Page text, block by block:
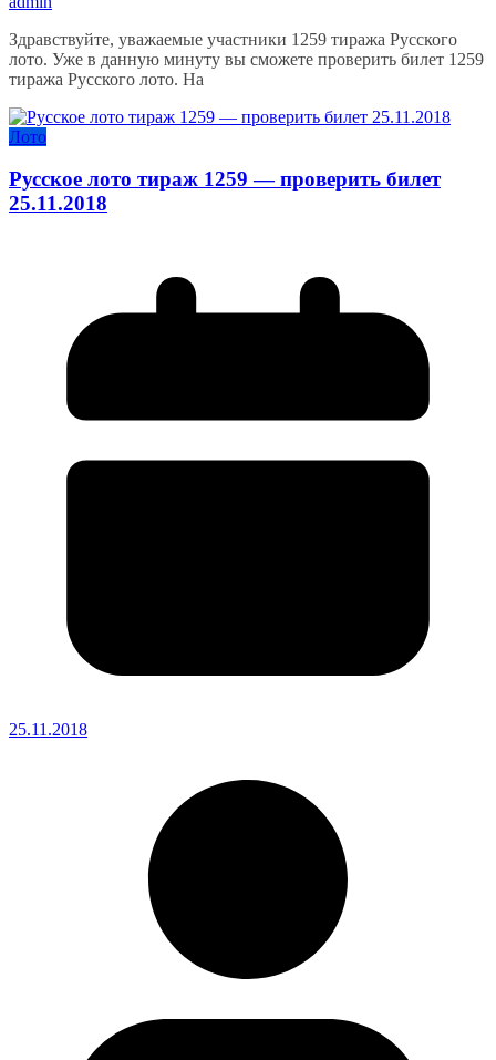
Здравствуйте, уважаемые участники 1259 тиража Русского
лото. Уже в данную минуту вы сможете проверить билет 1259
тиража Русского лото. На
Лото
Русское лото тираж 1259 — проверить билет
25.11.2018
25.11.2018